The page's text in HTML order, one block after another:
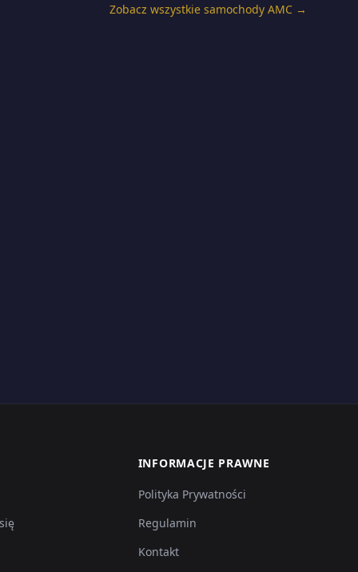
Zobacz wszystkie samochody AMC →
INFORMACJE PRAWNE
Polityka Prywatności
Regulamin
Kontakt